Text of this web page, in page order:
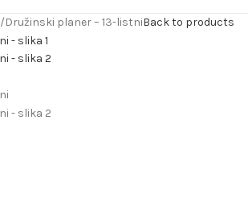
Družinski planer – 13-listniBack to products